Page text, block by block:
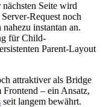
Seite wird
Request noch
instantan an.
für Child-
Parent-Layout
attraktiver als Bridge
– ein Ansatz,
seit langem bewährt.